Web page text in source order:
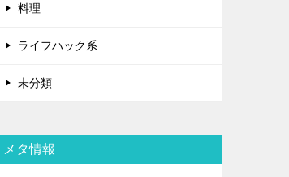
料理
ライフハック系
未分類
メタ情報